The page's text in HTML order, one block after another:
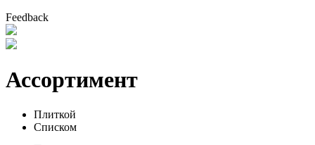
Feedback
Ассортимент
Плиткой
Списком